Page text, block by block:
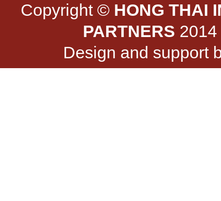
Copyright © HONG THAI
PARTNERS
Design and support